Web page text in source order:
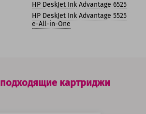
HP DeskJet Ink Advantage 6525
HP DeskJet Ink Advantage 5525
e-All-in-One
подходящие картриджи